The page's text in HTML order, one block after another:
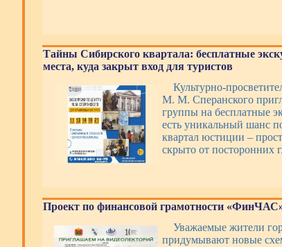
Тайны Сибирского квартала: бесплатные
места, куда закрыт вход для туристов
Культурно-
М. М. Сперанского
группы на бесплатные
есть уникальный шанс
квартал юстиции –
скрыто от посторонних
Проект по финансовой грамотности
Уважаемые жители
придумывают новые